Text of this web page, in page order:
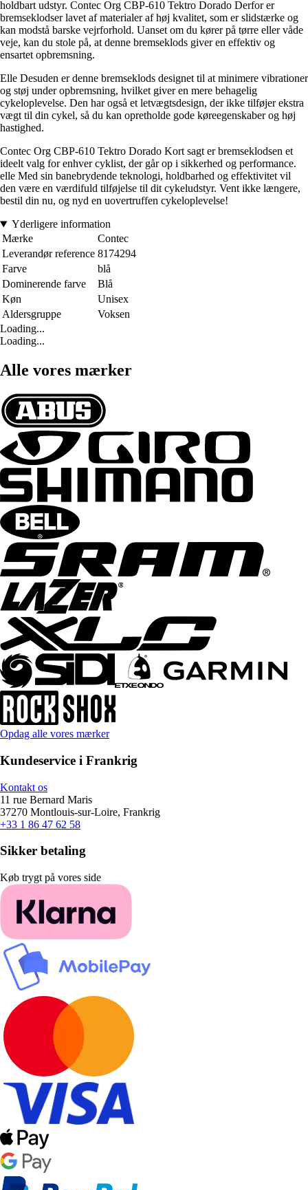
holdbart udstyr. Contec Org CBP-610 Tektro Dorado Derfor er
bremseklodser lavet af materialer af høj kvalitet, som er slidstærke og
kan modstå barske vejrforhold. Uanset om du kører på tørre eller våde
veje, kan du stole på, at denne bremseklods giver en effektiv og
ensartet opbremsning.
Elle Desuden er denne bremseklods designet til at minimere vibrationer
og støj under opbremsning, hvilket giver en mere behagelig
cykeloplevelse. Den har også et letvægtsdesign, der ikke tilføjer ekstra
vægt til din cykel, så du kan opretholde gode køreegenskaber og høj
hastighed.
Contec Org CBP-610 Tektro Dorado Kort sagt er bremseklodsen et
ideelt valg for enhver cyklist, der går op i sikkerhed og performance.
elle Med sin banebrydende teknologi, holdbarhed og effektivitet vil
den være en værdifuld tilføjelse til dit cykeludstyr. Vent ikke længere,
bestil din nu, og nyd en uovertruffen cykeloplevelse!
Yderligere information
Mærke
Contec
Leverandør reference 8174294
Farve
blå
Dominerende farve
Blå
Køn
Unisex
Aldersgruppe
Voksen
Loading...
Loading...
Alle vores mærker
Opdag alle vores mærker
Kundeservice i Frankrig
Kontakt os
11 rue Bernard Maris
37270 Montlouis-sur-Loire, Frankrig
+33 1 86 47 62 58
Sikker betaling
Køb trygt på vores side